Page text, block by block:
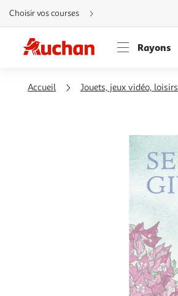
Aller
directement
au
Aller
directement
à
Aller
directement
Choisir vos courses
Rayons
Accueil Jouets, jeux vidéo, loisirs